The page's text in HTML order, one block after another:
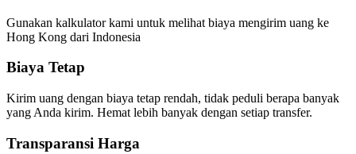
Gunakan kalkulator kami untuk melihat biaya mengirim uang ke
Hong Kong dari Indonesia
Biaya Tetap
Kirim uang dengan biaya tetap rendah, tidak peduli berapa banyak
yang Anda kirim. Hemat lebih banyak dengan setiap transfer.
Transparansi Harga